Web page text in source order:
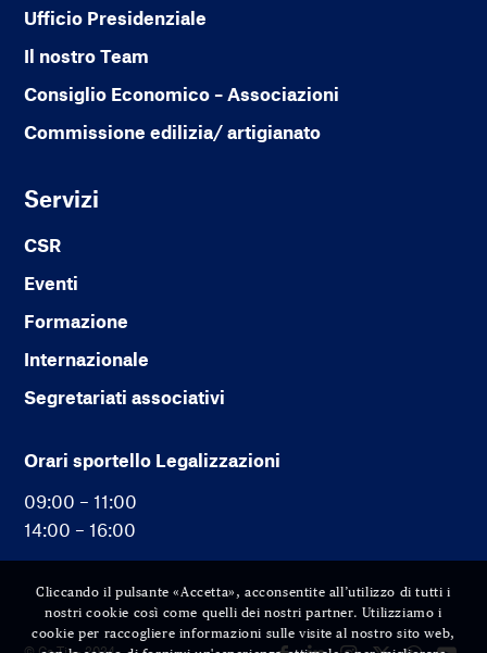
Ufficio Presidenziale
Il nostro Team
Consiglio Economico – Associazioni
Commissione edilizia/ artigianato
Servizi
CSR
Eventi
Formazione
Internazionale
Segretariati associativi
Orari sportello Legalizzazioni
09:00 – 11:00
14:00 – 16:00
Cliccando il pulsante «Accetta», acconsentite all’utilizzo di tutti i
nostri cookie così come quelli dei nostri partner. Utilizziamo i
cookie per raccogliere informazioni sulle visite al nostro sito web,